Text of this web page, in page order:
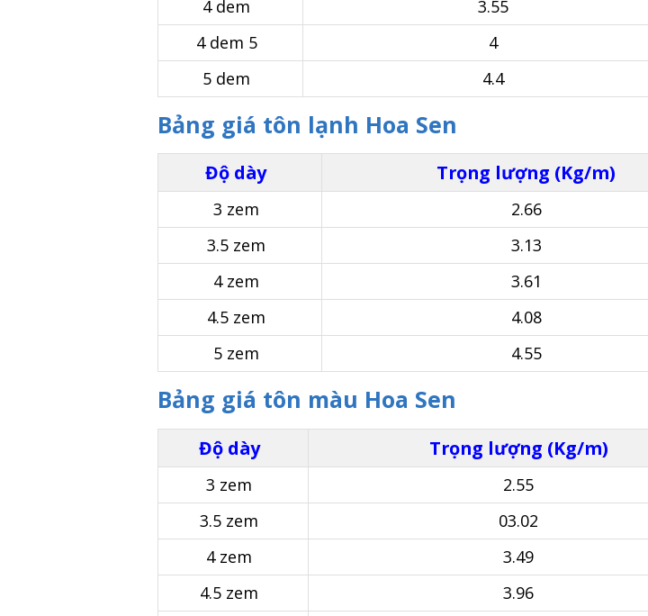
4 dem
3.55
4 dem 5
4
5 dem
4.4
Bảng giá tôn lạnh Hoa Sen
Độ dày Trọng lượng (Kg/m)
3 zem 2.66
3.5 zem
3.13
4 zem
3.61
4.5 zem
4.08
5 zem
4.55
Bảng giá tôn màu Hoa Sen
Độ dày Trọng lượng (Kg/m)
3 zem 2.55
3.5 zem
03.02
4 zem
3.49
4.5 zem
3.96